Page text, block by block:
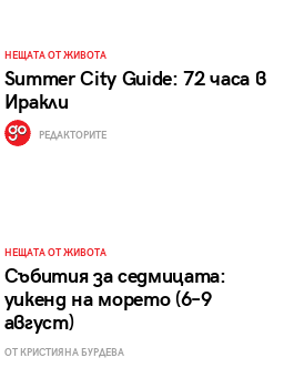
НЕЩАТА ОТ ЖИВОТА
Summer City Guide: 72 часа в
Иракли
РЕДАКТОРИТЕ
НЕЩАТА ОТ ЖИВОТА
Събития за седмицата:
уикенд на морето (6–9
август)
ОТ КРИСТИЯНА БУРДЕВА